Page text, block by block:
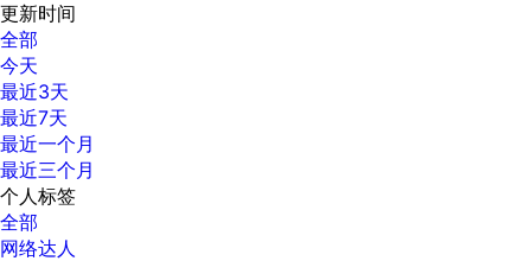
更新时间
全部
今天
最近3天
最近7天
最近一个月
最近三个月
个人标签
全部
网络达人